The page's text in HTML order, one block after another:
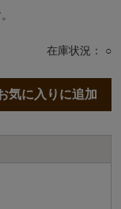
在庫状況： ○
気に入りに追加